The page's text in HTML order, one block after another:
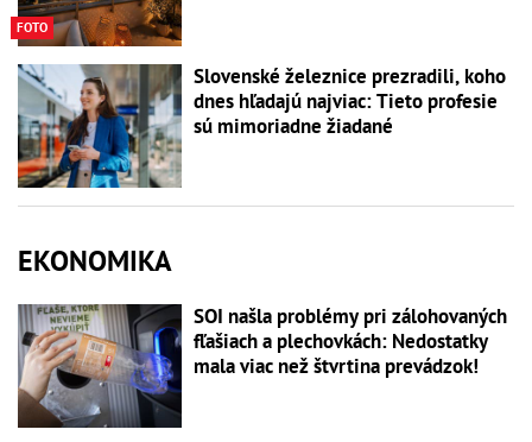
FOTO
Slovenské železnice prezradili, koho
dnes hľadajú najviac: Tieto profesie
sú mimoriadne žiadané
EKONOMIKA
SOI našla problémy pri zálohovaných
fľašiach a plechovkách: Nedostatky
mala viac než štvrtina prevádzok!